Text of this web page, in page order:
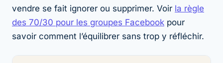
vendre se fait ignorer ou supprimer. Voir la règle
des 70/30 pour les groupes Facebook pour
savoir comment l’équilibrer sans trop y réfléchir.